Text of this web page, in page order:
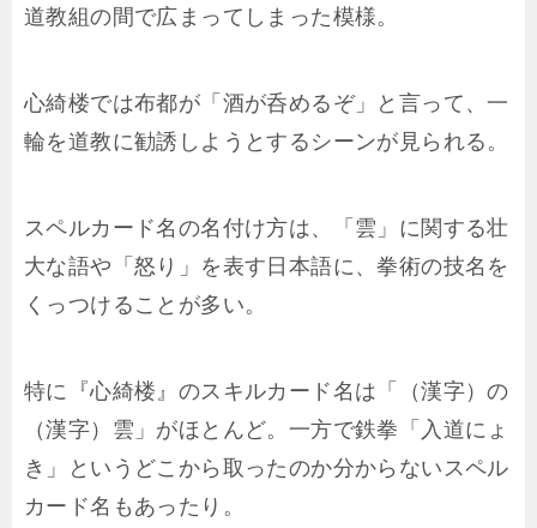
道教組の間で広まってしまった模様。
心綺楼では布都が「酒が呑めるぞ」と言って、一
輪を道教に勧誘しようとするシーンが見られる。
スペルカード名の名付け方は、「雲」に関する壮
大な語や「怒り」を表す日本語に、拳術の技名を
くっつけることが多い。
特に『心綺楼』のスキルカード名は「（漢字）の
（漢字）雲」がほとんど。一方で鉄拳「入道にょ
き」というどこから取ったのか分からないスペル
カード名もあったり。